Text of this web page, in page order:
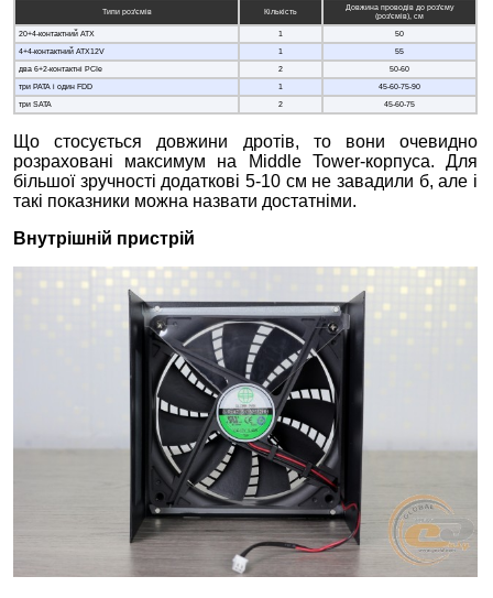
Типи роз'ємів Кількість
Довжина проводів до роз'єму
(роз'ємів), см
20+4-контактний ATX
1
50
4+4-контактний ATX12V
1
55
два 6+2-контактні PCIe
2
50-60
три PATA і один FDD
1
45-60-75-90
три SATA
2 45-60-75
Що стосується довжини дротів, то вони очевидно
розраховані максимум на Middle Tower-корпуса. Для
більшої зручності додаткові 5-10 см не завадили б, але і
такі показники можна назвати достатніми.
Внутрішній пристрій